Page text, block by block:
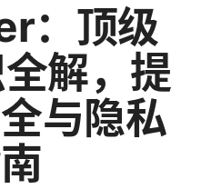
：顶级
解，提
与隐私